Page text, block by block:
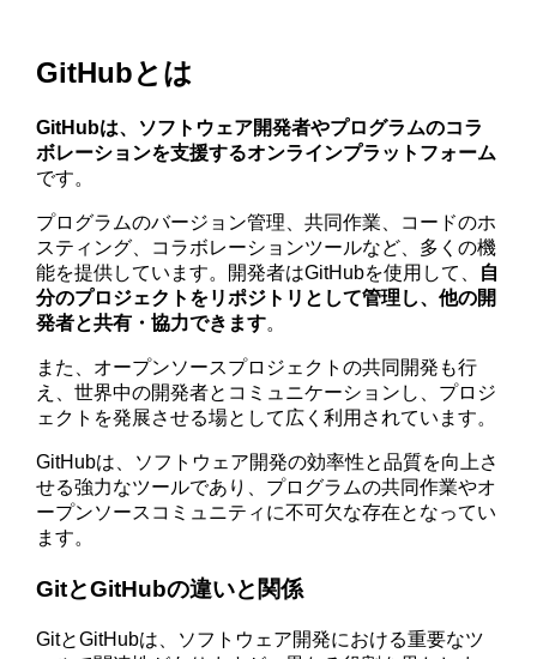
GitHubとは
GitHubは、ソフトウェア開発者やプログラムのコラ
ボレーションを支援するオンラインプラットフォーム
です。
プログラムのバージョン管理、共同作業、コードのホ
スティング、コラボレーションツールなど、多くの機
能を提供しています。開発者はGitHubを使用して、 自
分のプロジェクトをリポジトリとして管理し、他の開
発者と共有・協力できます。
また、オープンソースプロジェクトの共同開発も行
え、世界中の開発者とコミュニケーションし、プロジ
ェクトを発展させる場として広く利用されています。
GitHubは、ソフトウェア開発の効率性と品質を向上さ
せる強力なツールであり、プログラムの共同作業やオ
ープンソースコミュニティに不可欠な存在となってい
ます。
GitとGitHubの違いと関係
GitとGitHubは、ソフトウェア開発における重要なツ